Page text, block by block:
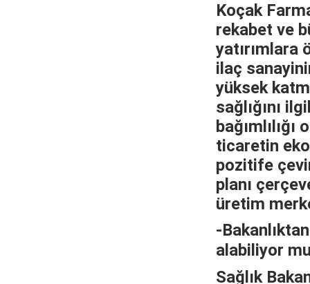
Koçak
rekabet ve
yatırımlara
ilaç
yüksek
sağlığını
ticaretin
pozitife
planı
üretim
-
alabiliyor
Sağlık